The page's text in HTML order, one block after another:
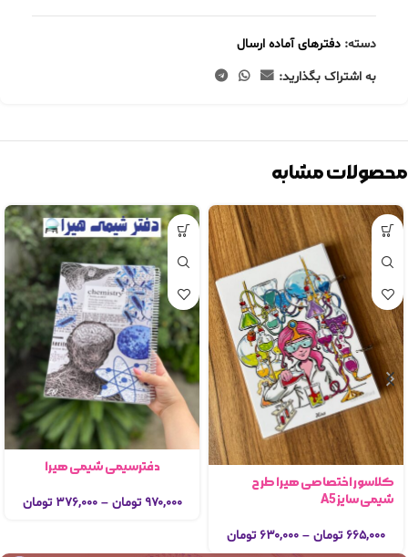
دسته: دفترهای آماده ارسال
به اشتراک بگذارید:
محصولات مشابه
کلاسور اختصاصی هیرا طرح
شیمی سایز A5
۶۶۵,۰۰۰ تومان – ۶۳۰,۰۰۰ تومان
دفترسیمی شیمی هیرا
۹۷۰,۰۰۰ تومان – ۳۷۶,۰۰۰ تومان